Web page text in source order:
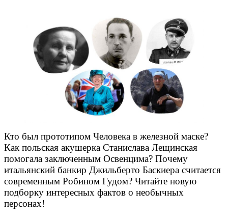
Кто был прототипом Человека в железной маске?
Как польская акушерка Станислава Лещинская
помогала заключенным Освенцима? Почему
итальянский банкир Джильберто Баскиера считается
современным Робином Гудом? Читайте новую
подборку интересных фактов о необычных
персонах!